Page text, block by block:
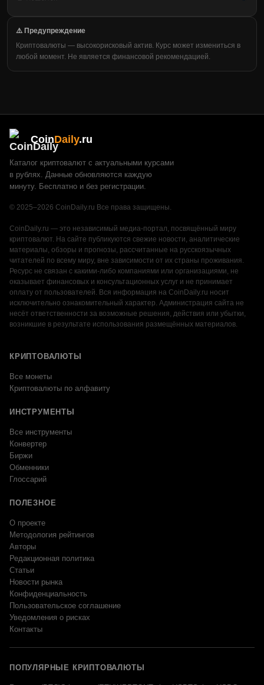
⚠️ Предупреждение
Криптовалюты — высокорисковый актив. Курс может измениться в
любой момент. Не является финансовой рекомендацией.
CoinDaily.ru
Каталог криптовалют с актуальными курсами
в рублях. Данные обновляются каждую
минуту. Бесплатно и без регистрации.
© 2025–2026 CoinDaily.ru Все права защищены.
CoinDaily.ru — это независимый медиа-портал, посвящённый миру
криптовалют. На сайте публикуются свежие новости, аналитические
материалы, обзоры и прогнозы, рассчитанные на русскоязычных
читателей по всему миру, вне зависимости от их страны проживания.
Ресурс не связан с какими-либо компаниями или организациями, не
оказывает финансовых и консультационных услуг и не принимает
оплату от пользователей. Вся информация на CoinDaily.ru носит
исключительно ознакомительный характер. Администрация сайта не
несёт ответственности за возможные решения, действия или убытки,
возникшие в результате использования размещённых материалов.
КРИПТОВАЛЮТЫ
Все монеты
Криптовалюты по алфавиту
ИНСТРУМЕНТЫ
Все инструменты
Конвертер
Биржи
Обменники
Глоссарий
ПОЛЕЗНОЕ
О проекте
Методология рейтингов
Авторы
Редакционная политика
Статьи
Новости рынка
Конфиденциальность
Пользовательское соглашение
Уведомления о рисках
Контакты
ПОПУЛЯРНЫЕ КРИПТОВАЛЮТЫ